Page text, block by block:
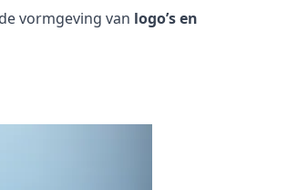
vormgeving van logo’s en